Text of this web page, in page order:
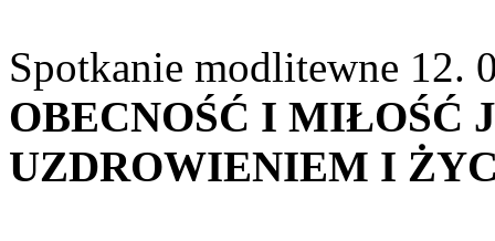
Spotkanie modlitewne 12.
OBECNOŚĆ I MIŁOŚĆ
UZDROWIENIEM I